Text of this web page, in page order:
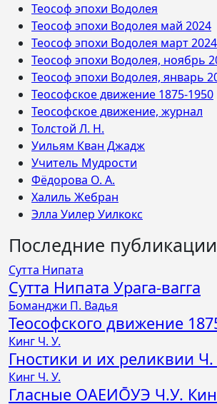
Теософ эпохи Водолея
Теософ эпохи Водолея май 2024
Теософ эпохи Водолея март 2024
Теософ эпохи Водолея, ноябрь
Теософ эпохи Водолея, январь
Теософское движение 1875-1950
Теософское движение, журнал
Толстой Л. Н.
Уильям Кван Джадж
Учитель Мудрости
Фёдорова О. А.
Халиль Жебран
Элла Уилер Уилкокс
Последние публикации
Сутта Нипата
Сутта Нипата Урага-вагга
Боманджи П. Вадья
Теософского движение
Кинг Ч. У.
Гностики и их реликвии
Кинг Ч. У.
Гласные ОАЕИО̄УЭ Ч.У.